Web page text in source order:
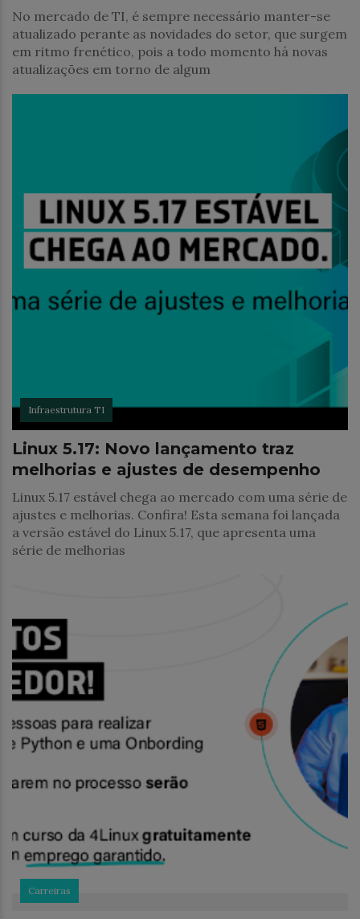
No mercado de TI, é sempre necessário manter-se
atualizado perante as novidades do setor, que surgem
em ritmo frenético, pois a todo momento há novas
atualizações em torno de algum
Infraestrutura TI
Linux 5.17: Novo lançamento traz
melhorias e ajustes de desempenho
Linux 5.17 estável chega ao mercado com uma série de
ajustes e melhorias. Confira! Esta semana foi lançada
a versão estável do Linux 5.17, que apresenta uma
série de melhorias
Carreiras